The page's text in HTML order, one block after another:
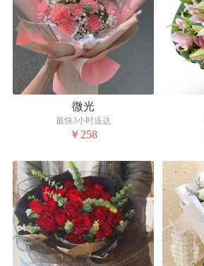
微光
最快3小时送达
￥258